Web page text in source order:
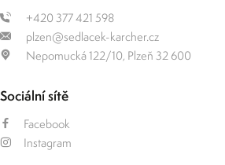
+420 377 421 598
plzen@sedlacek-karcher.cz
Nepomucká 122/10, Plzeň 32 600
Sociální sítě
Facebook
Instagram